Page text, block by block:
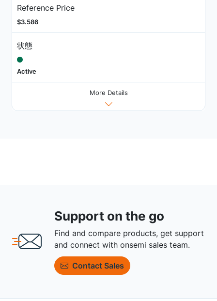
Reference Price
$3.586
状態
Active
More Details
Support on the go
Find and compare products, get support
and connect with onsemi sales team.
Contact Sales